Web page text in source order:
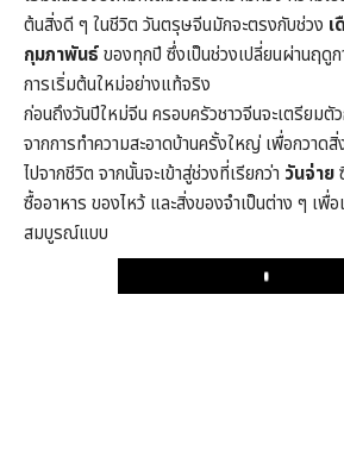
ต้นสิ่งดี ๆ ในชีวิต วันตรุษจีนมักจะตรงกับช่วง เ
กุมภาพันธ์ของทุกปี ซึ่งเป็นช่วงเปลี่ยนผ่านฤ
การเริ่มต้นใหม่อย่างแท้จริง
ก่อนถึงวันปีใหม่จีน ครอบครัวชาวจีนจะเตรียมตั
จากการทำความสะอาดบ้านครั้งใหญ่ เพื่อกวาด
ไปจากชีวิต จากนั้นจะเข้าสู่ช่วงที่เรียกว่า วันจ่าย
ซื้ออาหาร ของไหว้ และสิ่งของจำเป็นต่าง ๆ เพื่
สมบูรณ์แบบ
Play